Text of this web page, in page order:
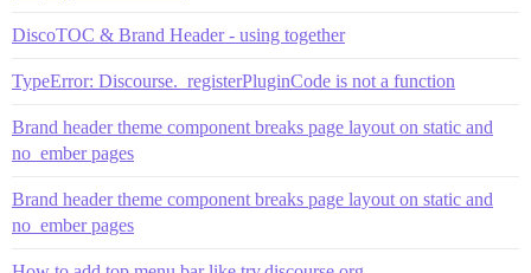
DiscoTOC & Brand Header - using together
TypeError: Discourse._registerPluginCode is not a function
Brand header theme component breaks page layout on static and
no_ember pages
Brand header theme component breaks page layout on static and
no_ember pages